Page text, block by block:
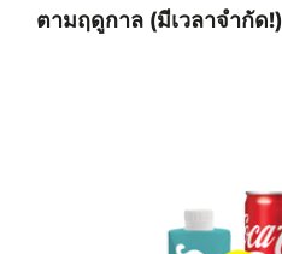
ตามฤดูกาล (มีเวลาจำกัด!)